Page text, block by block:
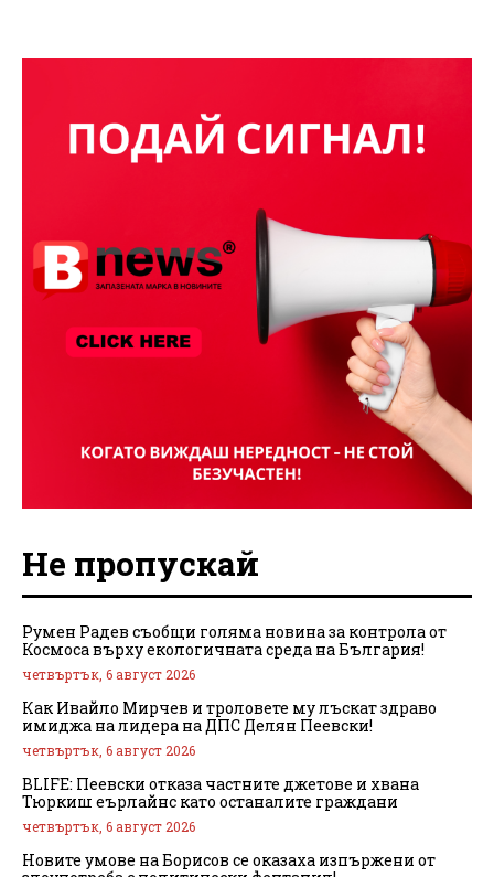
Не пропускай
Румен Радев съобщи голяма новина за контрола от
Космоса върху екологичната среда на България!
четвъртък, 6 август 2026
Как Ивайло Мирчев и троловете му лъскат здраво
имиджа на лидера на ДПС Делян Пеевски!
четвъртък, 6 август 2026
BLIFE: Пеевски отказа частните джетове и хвана
Тюркиш еърлайнс като останалите граждани
четвъртък, 6 август 2026
Новите умове на Борисов се оказаха изпържени от